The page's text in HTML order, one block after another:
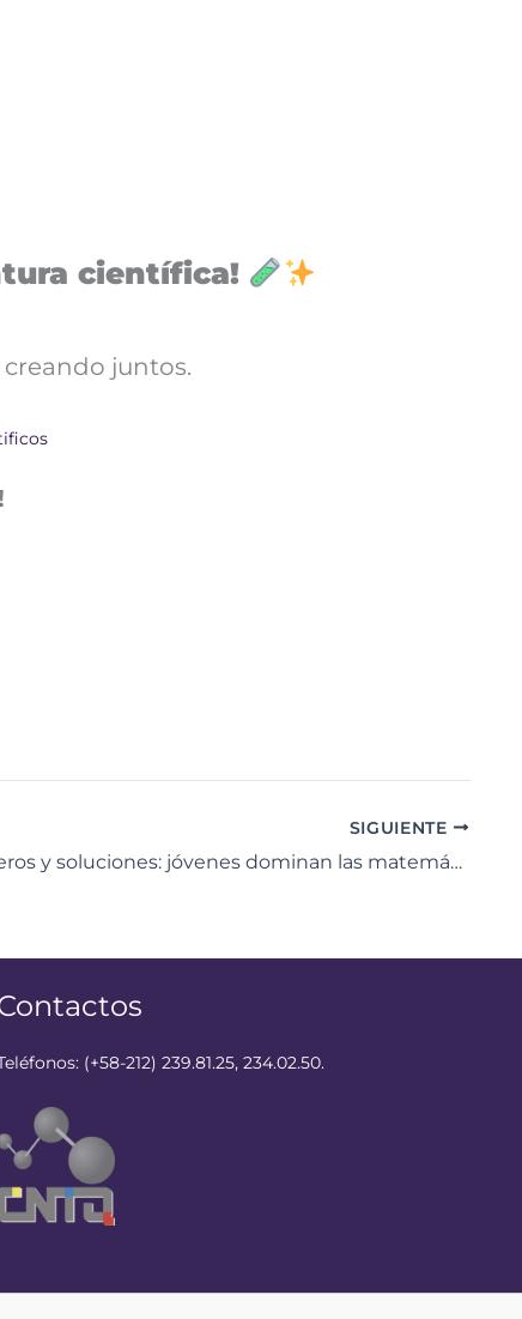
científica!
juntos.
SIGUIENTE
Entre números y soluciones: jóvenes dominan las matemáticas en cursos propedéuticos.
(+58-212) 239.81.25, 234.02.50.